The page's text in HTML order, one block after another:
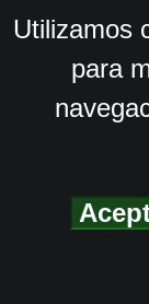
Utilizamos
para